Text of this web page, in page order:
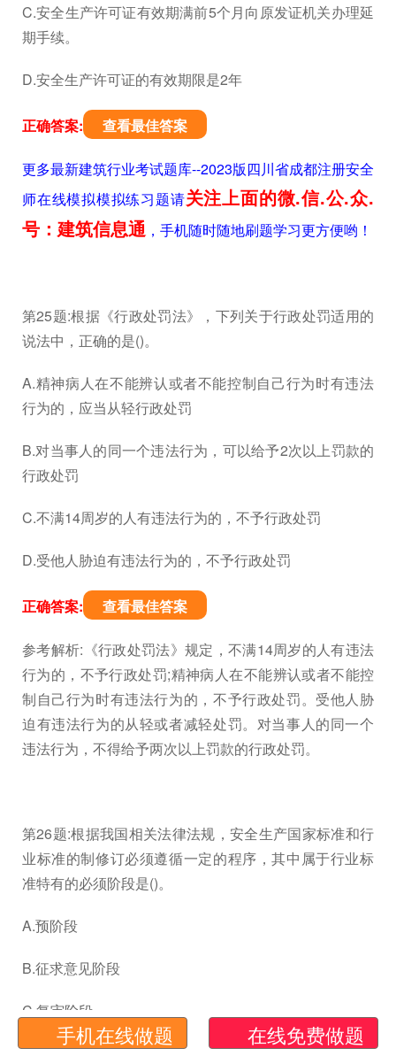
C.安全生产许可证有效期满前5个月向原发证机关办理延
期手续。
D.安全生产许可证的有效期限是2年
正确答案: 查看最佳答案
更多最新建筑行业考试题库--2023版四川省成都注册安全
师在线模拟模拟练习题请关注上面的微.信.公.众.
号：建筑信息通，手机随时随地刷题学习更方便哟！
第25题:根据《行政处罚法》，下列关于行政处罚适用的
说法中，正确的是()。
A.精神病人在不能辨认或者不能控制自己行为时有违法
行为的，应当从轻行政处罚
B.对当事人的同一个违法行为，可以给予2次以上罚款的
行政处罚
C.不满14周岁的人有违法行为的，不予行政处罚
D.受他人胁迫有违法行为的，不予行政处罚
正确答案: 查看最佳答案
参考解析:《行政处罚法》规定，不满14周岁的人有违法
行为的，不予行政处罚;精神病人在不能辨认或者不能控
制自己行为时有违法行为的，不予行政处罚。受他人胁
迫有违法行为的从轻或者减轻处罚。对当事人的同一个
违法行为，不得给予两次以上罚款的行政处罚。
第26题:根据我国相关法律法规，安全生产国家标准和行
业标准的制修订必须遵循一定的程序，其中属于行业标
准特有的必须阶段是()。
A.预阶段
B.征求意见阶段
C.复审阶段
手机在线做题 在线免费做题